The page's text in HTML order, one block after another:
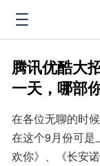
腾讯优酷大
一天，哪部
在各位无聊的时
在这个9月份可是
欢你》、《长安